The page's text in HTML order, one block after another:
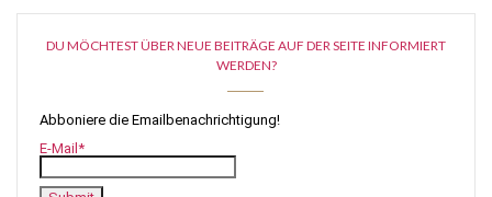
DU MÖCHTEST ÜBER NEUE BEITRÄGE AUF DER SEITE INFORMIERT
WERDEN?
Abboniere die Emailbenachrichtigung!
E-Mail*